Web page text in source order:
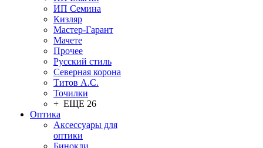
ИП Семина
Кизляр
Мастер-Гарант
Мачете
Прочее
Русский стиль
Северная корона
Титов А.С.
Точилки
+ ЕЩЕ 26
Оптика
Аксессуары для
оптики
Бинокли